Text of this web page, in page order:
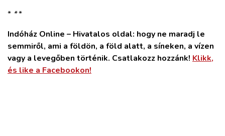
* **
Indóház Online – Hivatalos oldal: hogy ne maradj le
semmiről, ami a földön, a föld alatt, a síneken, a vízen
vagy a levegőben történik. Csatlakozz hozzánk! Klikk,
és like a Facebookon!